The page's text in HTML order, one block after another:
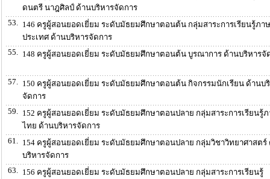
ดนตรี นาฎศิลป์ ด้านบริหารจัดการ
53.
146 ครูผู้สอนยอดเยี่ยม ระดับมัธยมศึกษาตอนต้น กลุ่มสาระการเรียนรู้ภา
ประเทศ ด้านบริหารจัดการ
55.
148 ครูผู้สอนยอดเยี่ยม ระดับมัธยมศึกษาตอนต้น บูรณาการ ด้านบริหารจั
57.
150 ครูผู้สอนยอดเยี่ยม ระดับมัธยมศึกษาตอนต้น กิจกรรมนักเรียน ด้านบ
จัดการ
59.
152 ครูผู้สอนยอดเยี่ยม ระดับมัธยมศึกษาตอนปลาย กลุ่มสาระการเรียนรู้
ไทย ด้านบริหารจัดการ
61.
154 ครูผู้สอนยอดเยี่ยม ระดับมัธยมศึกษาตอนปลาย กลุ่มวิชาวิทยาศาสตร์
บริหารจัดการ
63.
156 ครูผู้สอนยอดเยี่ยม ระดับมัธยมศึกษาตอนปลาย กลุ่มสาระการเรียนรู้